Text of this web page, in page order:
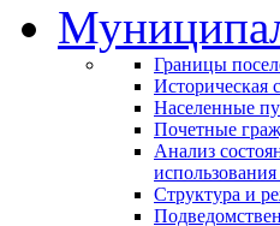
Границы
Историческая
Населенные
Почетные
Анализ
использования
Структура и